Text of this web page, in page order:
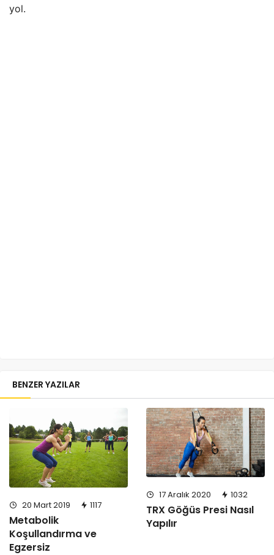
yol.
BENZER YAZILAR
20 Mart 2019 1117
Metabolik
Koşullandırma ve
Egzersiz
17 Aralık 2020 1032
TRX Göğüs Presi Nasıl
Yapılır